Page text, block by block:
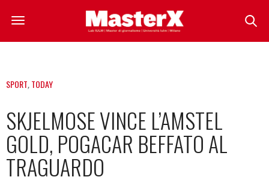
SPORT,TODAY
SKJELMOSE VINCE L’AMSTEL
GOLD, POGACAR BEFFATO AL
TRAGUARDO